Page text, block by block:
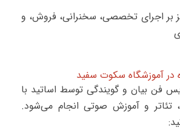
بر اجرای تخصصی، سخنرانی، فروش، و
فن بیان و گویندگی توسط اساتید با
تئاتر و آموزش صوتی انجام می‌شود.